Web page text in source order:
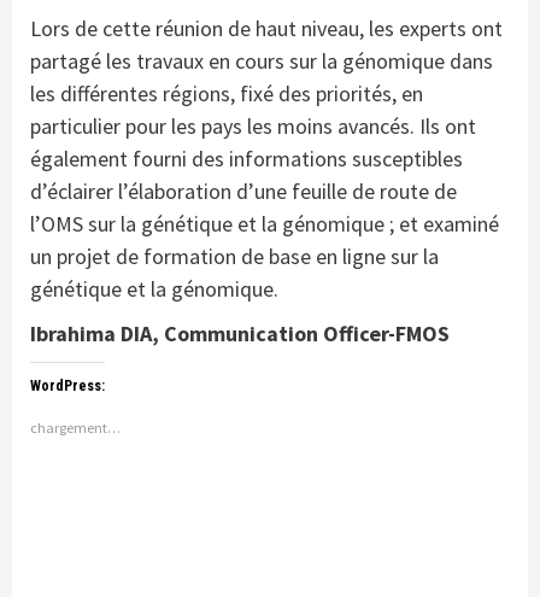
Lors de cette réunion de haut niveau, les experts ont
partagé les travaux en cours sur la génomique dans
les différentes régions, fixé des priorités, en
particulier pour les pays les moins avancés. Ils ont
également fourni des informations susceptibles
d’éclairer l’élaboration d’une feuille de route de
l’OMS sur la génétique et la génomique ; et examiné
un projet de formation de base en ligne sur la
génétique et la génomique.
Ibrahima DIA, Communication Officer-FMOS
WordPress:
chargement…